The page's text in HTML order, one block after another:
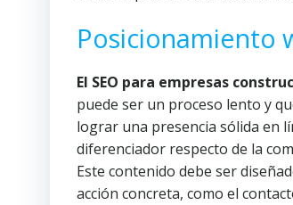
Posicionamiento
El SEO para empresas
puede ser un proceso lento y
lograr una presencia sólida en
diferenciador respecto de la
Este contenido debe ser
acción concreta, como el